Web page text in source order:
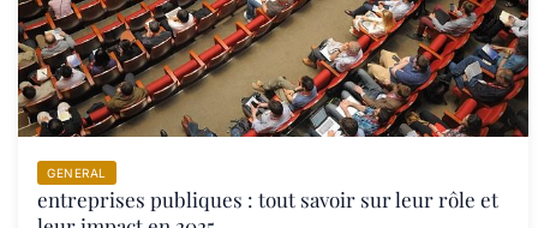
GENERAL
entreprises publiques : tout savoir sur leur rôle et